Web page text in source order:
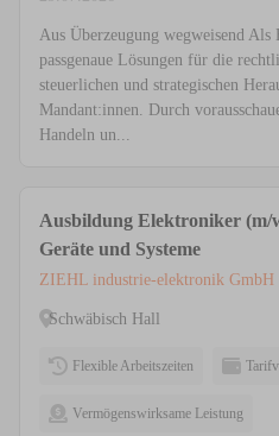
Aus Überzeugung wegweisend
passgenaue Lösungen für die
steuerlichen und strategischen
Mandant:innen. Durch
Handeln un...
Ausbildung Elektroniker (m/
Geräte und Systeme
ZIEHL industrie-elektronik GmbH
Schwäbisch Hall
Flexible Arbeitszeiten
Vermögenswirksame Leistung